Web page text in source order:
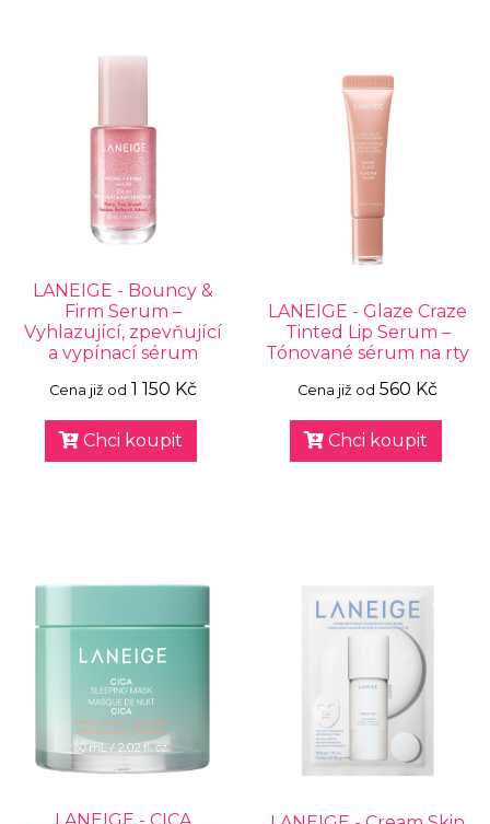
LANEIGE - Bouncy &
Firm Serum –
Vyhlazující, zpevňující
a vypínací sérum
Cena již od 1 150 Kč
Chci koupit
LANEIGE - Glaze Craze
Tinted Lip Serum –
Tónované sérum na rty
Cena již od 560 Kč
Chci koupit